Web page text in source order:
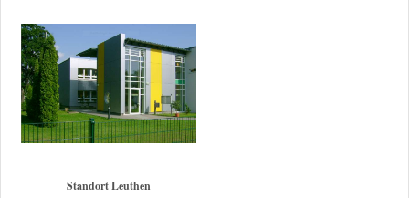
Standort Leuthen